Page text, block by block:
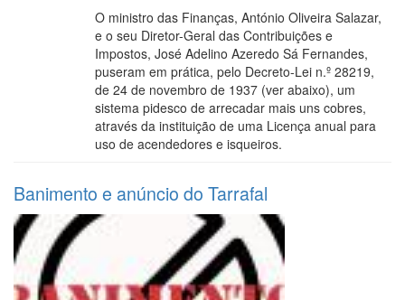
O ministro das Finanças, António Oliveira Salazar,
e o seu Diretor-Geral das Contribuições e
Impostos, José Adelino Azeredo Sá Fernandes,
puseram em prática, pelo Decreto-Lei n.º 28219,
de 24 de novembro de 1937 (ver abaixo), um
sistema pidesco de arrecadar mais uns cobres,
através da instituição de uma Licença anual para
uso de acendedores e isqueiros.
Banimento e anúncio do Tarrafal